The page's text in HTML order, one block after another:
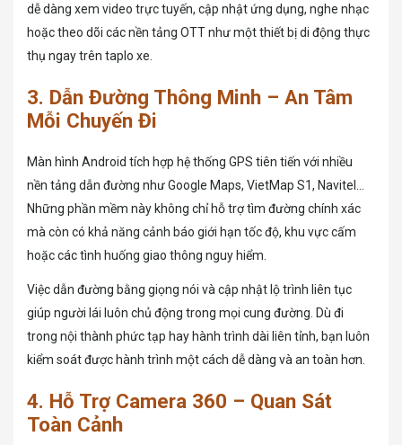
dễ dàng xem video trực tuyến, cập nhật ứng dụng, nghe nhạc
hoặc theo dõi các nền tảng OTT như một thiết bị di động thực
thụ ngay trên taplo xe.
3. Dẫn Đường Thông Minh – An Tâm
Mỗi Chuyến Đi
Màn hình Android tích hợp hệ thống GPS tiên tiến với nhiều
nền tảng dẫn đường như Google Maps, VietMap S1, Navitel…
Những phần mềm này không chỉ hỗ trợ tìm đường chính xác
mà còn có khả năng cảnh báo giới hạn tốc độ, khu vực cấm
hoặc các tình huống giao thông nguy hiểm.
Việc dẫn đường bằng giọng nói và cập nhật lộ trình liên tục
giúp người lái luôn chủ động trong mọi cung đường. Dù đi
trong nội thành phức tạp hay hành trình dài liên tỉnh, bạn luôn
kiểm soát được hành trình một cách dễ dàng và an toàn hơn.
4. Hỗ Trợ Camera 360 – Quan Sát
Toàn Cảnh